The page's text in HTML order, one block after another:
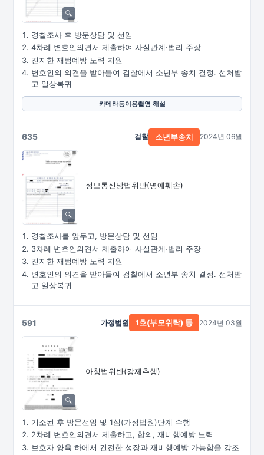
경찰조사 후 방문상담 및 선임
4차례 변호인의견서 제출하여 사실관계·법리 주장
진지한 재범예방 노력 지원
변호인의 의견을 받아들여 검찰에서 소년부 송치 결정. 선처받
고 일상복귀
카메라등이용촬영 해설
635
정보통신망법위반(명예훼손)
검찰 소년부송치 2024년 06월
경찰조사를 앞두고, 방문상담 및 선임
3차례 변호인의견서 제출하여 사실관계·법리 주장
진지한 재범예방 노력 지원
변호인의 의견을 받아들여 검찰에서 소년부 송치 결정. 선처받
고 일상복귀
591
아청법위반(강제추행)
가정법원 1호(부모위탁) 등 2024년 03월
기소된 후 방문선임 및 1심(가정법원)단계 수행
2차례 변호인의견서 제출하고, 합의, 재비행예방 노력
보호자 양육 하에서 건전한 성장과 재비행예방 가능함을 강조